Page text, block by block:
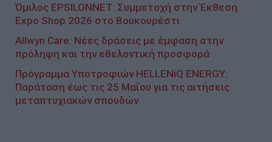
Όμιλος EPSILONNET: Συμμετοχή στην Έκθεση
Expo Shop 2026 στο Βουκουρέστι
Allwyn Care: Νέες δράσεις με έμφαση στην
πρόληψη και την εθελοντική προσφορά
Πρόγραμμα Υποτροφιών HELLENiQ ENERGY:
Παράταση έως τις 25 Μαΐου για τις αιτήσεις
μεταπτυχιακών σπουδών